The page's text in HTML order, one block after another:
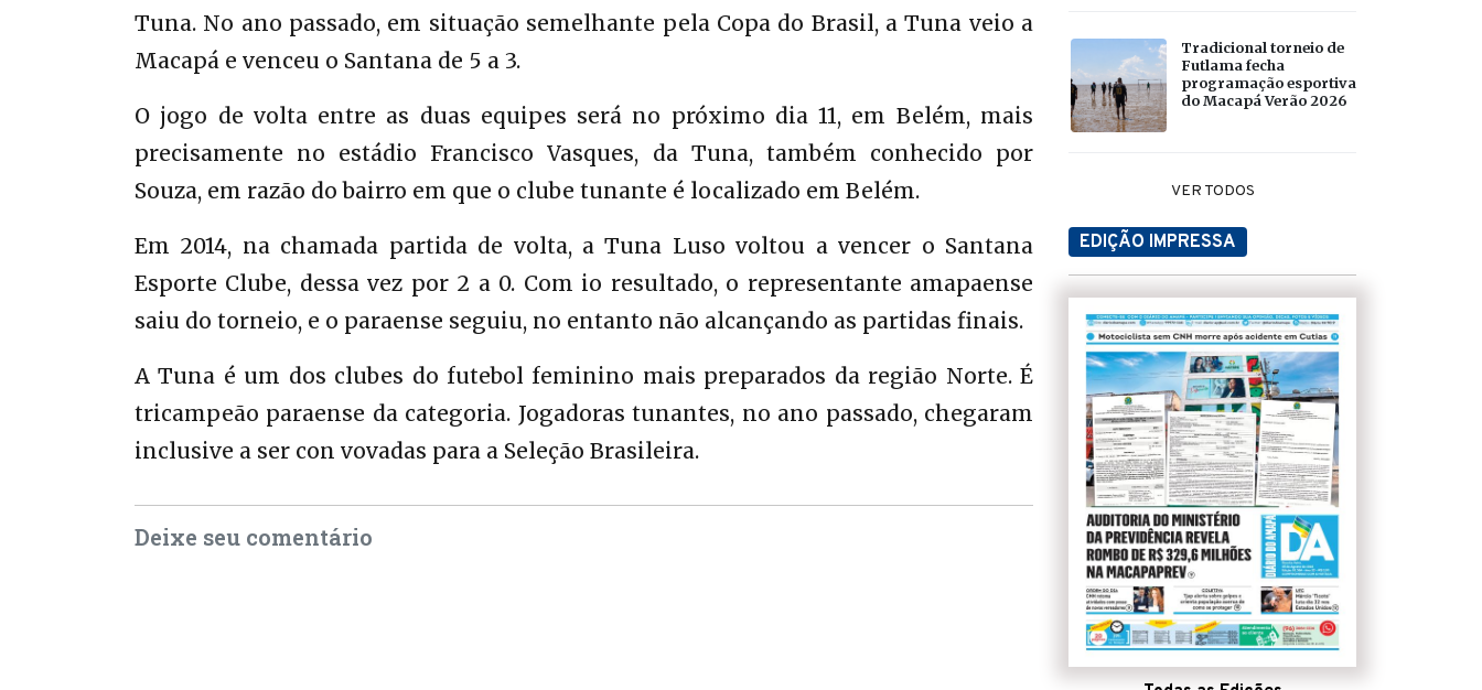
Tuna. No ano passado, em situação semelhante pela Copa do Brasil, a Tuna veio a
Macapá e venceu o Santana de 5 a 3.
O jogo de volta entre as duas equipes será no próximo dia 11, em Belém, mais
precisamente no estádio Francisco Vasques, da Tuna, também conhecido por
Souza, em razão do bairro em que o clube tunante é localizado em Belém.
Em 2014, na chamada partida de volta, a Tuna Luso voltou a vencer o Santana
Esporte Clube, dessa vez por 2 a 0. Com io resultado, o representante amapaense
saiu do torneio, e o paraense seguiu, no entanto não alcançando as partidas finais.
A Tuna é um dos clubes do futebol feminino mais preparados da região Norte. É
tricampeão paraense da categoria. Jogadoras tunantes, no ano passado, chegaram
inclusive a ser con vovadas para a Seleção Brasileira.
Deixe seu comentário
Tradicional torneio de
Futlama fecha
programação esportiva
do Macapá Verão 2026
VER TODOS
EDIÇÃO IMPRESSA